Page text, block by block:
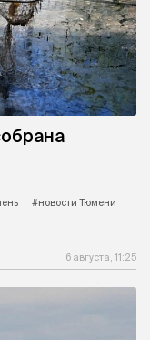
#новости Тюмени
6 августа, 11:25